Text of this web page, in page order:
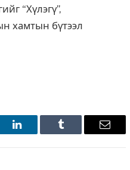
“Хүлэгү”,
хамтын бүтээл
LinkedIn Tumblr Имэйл